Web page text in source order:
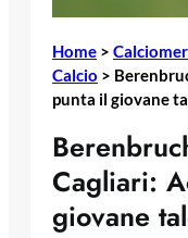
Home >
Calcio >
punta il giovane
Cagliari:
giovane